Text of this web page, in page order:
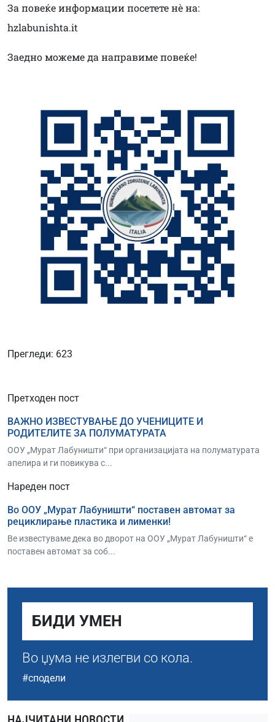
За повеќе информации посетете нè на:
hzlabunishta.it
Заедно можеме да направиме повеќе!
Прегледи: 623
Претходен пост
ВАЖНО ИЗВЕСТУВАЊЕ ДО УЧЕНИЦИТЕ И
РОДИТЕЛИТЕ ЗА ПОЛУМАТУРАТА
ООУ „Мурат Лабуништи“ при организацијата на полуматурата
апелира и ги повикува с...
Нареден пост
Во ООУ „Мурат Лабуништи“ поставен автомат за
рециклирање пластика и лименки!
Ве известуваме дека во дворот на ООУ „Мурат Лабуништи“ е
поставен автомат за соб...
БИДИ УМЕН
Во џума не излегви со кола.
#сподели